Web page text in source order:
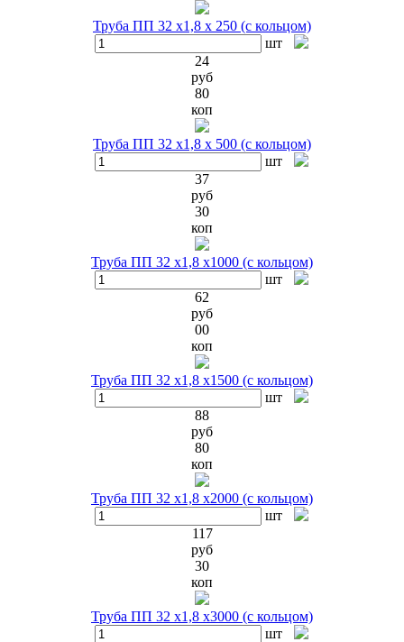
Труба ПП 32 х1,8 х 250 (с кольцом)
шт
24
руб
80
коп
Труба ПП 32 х1,8 х 500 (с кольцом)
шт
37
руб
30
коп
Труба ПП 32 х1,8 х1000 (с кольцом)
шт
62
руб
00
коп
Труба ПП 32 х1,8 х1500 (с кольцом)
шт
88
руб
80
коп
Труба ПП 32 х1,8 х2000 (с кольцом)
шт
117
руб
30
коп
Труба ПП 32 х1,8 х3000 (с кольцом)
шт